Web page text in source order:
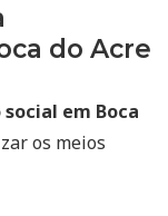
do Acre
em Boca
os meios